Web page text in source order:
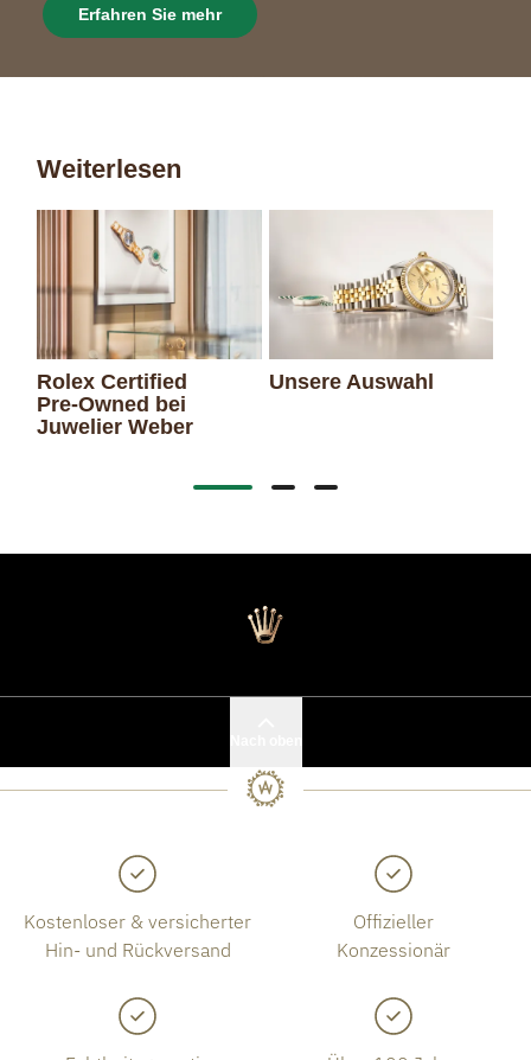
Erfahren Sie mehr
Weiterlesen
Rolex Certified
Pre‑Owned bei
Juwelier Weber
Unsere Auswahl
Kostenloser & versicherter
Hin- und Rückversand
Offizieller
Konzessionär